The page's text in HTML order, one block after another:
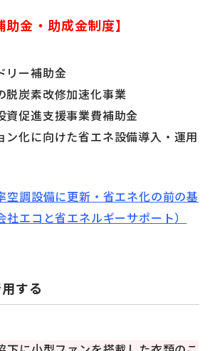
助金・助成金制度】
リー補助金
脱炭素改修加速化事業
資促進支援事業費補助金
ン化に向けた省エネ設備導入・運用
空調設備に更新・省エネ化の前の基
エコと省エネルギーサポート）
する